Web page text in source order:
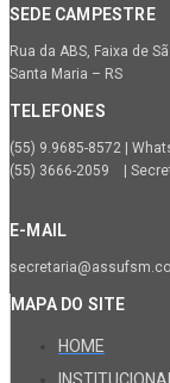
SEDE CAMPESTRE
Rua da ABS, Faixa de
Santa Maria – RS
TELEFONES
(55) 9.9685-8572 |
(55) 3666-2059 |
E-MAIL
MAPA DO SITE
HOME